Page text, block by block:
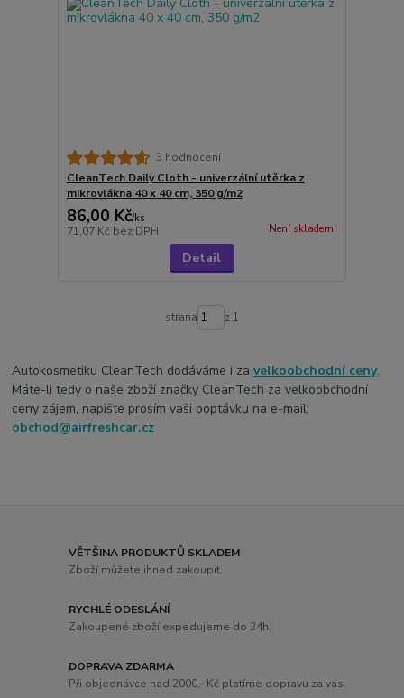
3 hodnocení
CleanTech Daily Cloth - univerzální utěrka z
mikrovlákna 40 x 40 cm, 350 g/m2
86,00 Kč/ks
71,07 Kč bez DPH Není skladem
Detail
strana z 1
Autokosmetiku CleanTech dodáváme i zavelkoobchodní ceny.
Máte-li tedy o naše zboží značky CleanTech za velkoobchodní
ceny zájem, napište prosím vaši poptávku na e-mail:
obchod@airfreshcar.cz
VĚTŠINA PRODUKTŮ SKLADEM
Zboží můžete ihned zakoupit.
RYCHLÉ ODESLÁNÍ
Zakoupené zboží expedujeme do 24h.
DOPRAVA ZDARMA
Při objednávce nad 2000,- Kč platíme dopravu za vás.